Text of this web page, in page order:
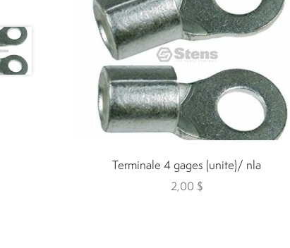
Terminale 4 gages (unite)/ nla
2,00 $